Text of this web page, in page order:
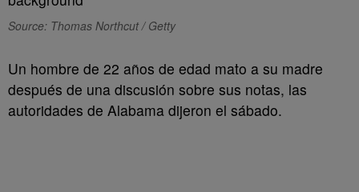
Source: Thomas Northcut / Getty
Un hombre de 22 años de edad mato a su madre
después de una discusión sobre sus notas, las
autoridades de Alabama dijeron el sábado.